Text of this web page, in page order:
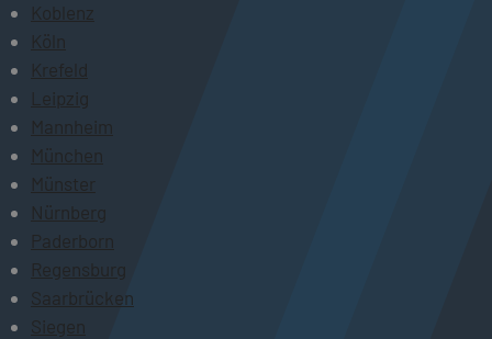
Koblenz
Köln
Krefeld
Leipzig
Mannheim
München
Münster
Nürnberg
Paderborn
Regensburg
Saarbrücken
Siegen